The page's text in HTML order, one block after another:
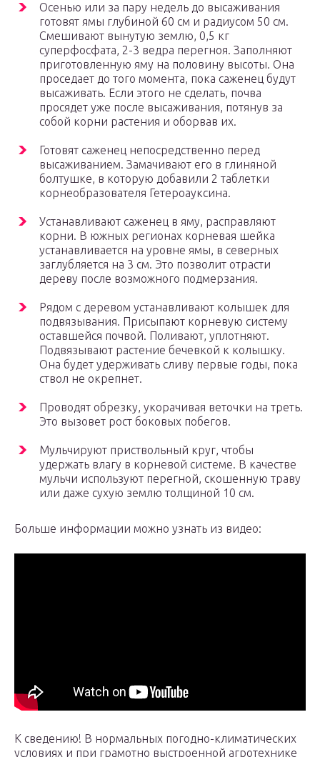
Осенью или за пару недель до высаживания
готовят ямы глубиной 60 см и радиусом 50 см.
Смешивают вынутую землю, 0,5 кг
суперфосфата, 2-3 ведра перегноя. Заполняют
приготовленную яму на половину высоты. Она
проседает до того момента, пока саженец будут
высаживать. Если этого не сделать, почва
просядет уже после высаживания, потянув за
собой корни растения и оборвав их.
Готовят саженец непосредственно перед
высаживанием. Замачивают его в глиняной
болтушке, в которую добавили 2 таблетки
корнеобразователя Гетероауксина.
Устанавливают саженец в яму, расправляют
корни. В южных регионах корневая шейка
устанавливается на уровне ямы, в северных
заглубляется на 3 см. Это позволит отрасти
дереву после возможного подмерзания.
Рядом с деревом устанавливают колышек для
подвязывания. Присыпают корневую систему
оставшейся почвой. Поливают, уплотняют.
Подвязывают растение бечевкой к колышку.
Она будет удерживать сливу первые годы, пока
ствол не окрепнет.
Проводят обрезку, укорачивая веточки на треть.
Это вызовет рост боковых побегов.
Мульчируют приствольный круг, чтобы
удержать влагу в корневой системе. В качестве
мульчи используют перегной, скошенную траву
или даже сухую землю толщиной 10 см.
Больше информации можно узнать из видео:
К сведению! В нормальных погодно-климатических
условиях и при грамотно выстроенной агротехнике